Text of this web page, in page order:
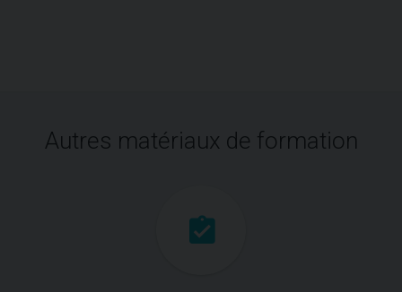
Autres matériaux de formation